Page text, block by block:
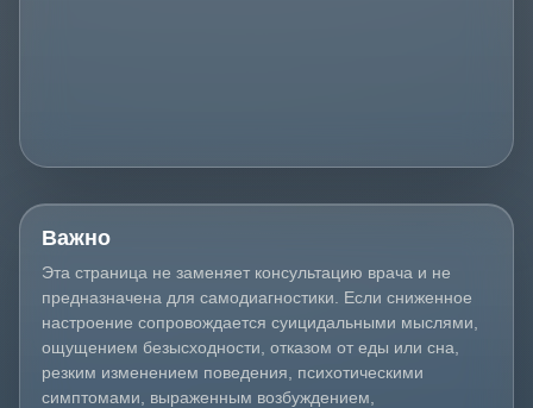
Важно
Эта страница не заменяет консультацию врача и не
предназначена для самодиагностики. Если сниженное
настроение сопровождается суицидальными мыслями,
ощущением безысходности, отказом от еды или сна,
резким изменением поведения, психотическими
симптомами, выраженным возбуждением,